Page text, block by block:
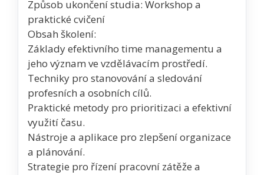
Způsob ukončení studia: Workshop a
praktické cvičení
Obsah školení:
Základy efektivního time managementu a
jeho význam ve vzdělávacím prostředí.
Techniky pro stanovování a sledování
profesních a osobních cílů.
Praktické metody pro prioritizaci a efektivní
využití času.
Nástroje a aplikace pro zlepšení organizace
a plánování.
Strategie pro řízení pracovní zátěže a